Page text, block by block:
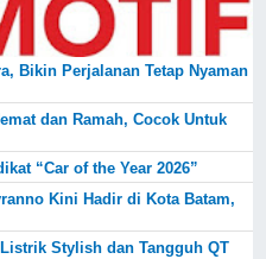
Bikin Perjalanan Tetap Nyaman
dan Ramah, Cocok Untuk
“Car of the Year 2026”
Kini Hadir di Kota Batam,
Stylish dan Tangguh QT